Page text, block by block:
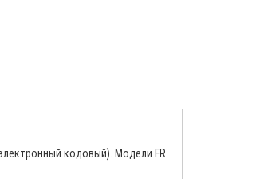
кодовый). Модели FR